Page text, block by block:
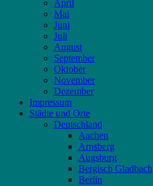
April
Mai
Juni
Juli
August
September
Oktober
November
Dezember
Impressum
Städte und Orte
Deutschland
Aachen
Arnsberg
Augsburg
Bergisch Gladbach
Berlin